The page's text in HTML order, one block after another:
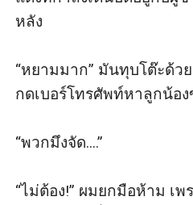
หลัง
“หยามมาก” มันทุบโต๊ะด้ว
กดเบอร์โทรศัพท์หาลูกน้อ
“พวกมึงจัด....”
“ไม่ต้อง!” ผมยกมือห้าม เ